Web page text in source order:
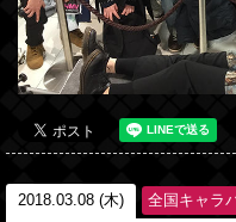
2018.03.08 (木) 全国キャラ